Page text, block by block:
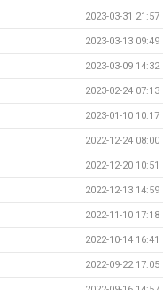
2023-03-31 21:57
2023-03-13 09:49
2023-03-09 14:32
2023-02-24 07:13
2023-01-10 10:17
2022-12-24 08:00
2022-12-20 10:51
2022-12-13 14:59
2022-11-10 17:18
2022-10-14 16:41
2022-09-22 17:05